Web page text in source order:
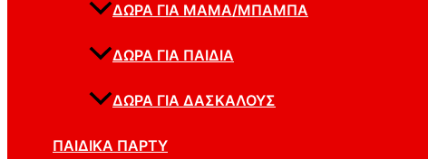
ΔΏΡΑ ΓΙΑ ΜΑΜΆ/ΜΠΑΜΠΆ
ΔΏΡΑ ΓΙΑ ΠΑΙΔΙΆ
ΔΏΡΑ ΓΙΑ ΔΑΣΚΆΛΟΥΣ
ΠΑΙΔΙΚΆ ΠΆΡΤΥ